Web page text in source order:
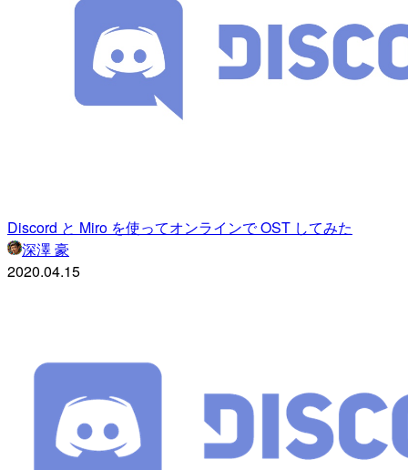
Discord と Miro を使ってオンラインで OST してみた
深澤 豪
2020.04.15